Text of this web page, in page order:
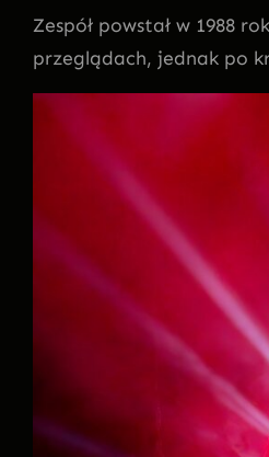
Zespół powstał w 1988
przeglądach, jednak po